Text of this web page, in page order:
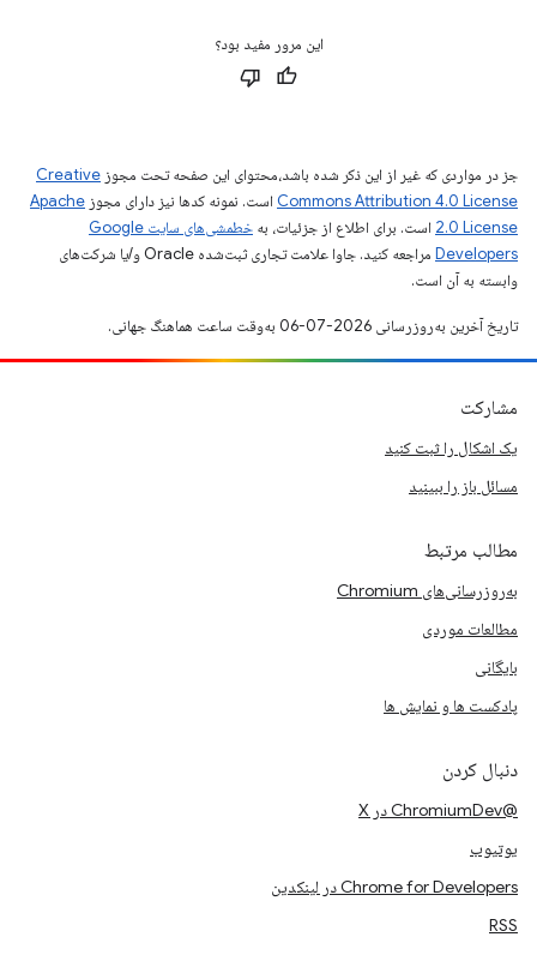
این مرور مفید بود؟
جز در مواردی که غیر از این ذکر شده باشد،‌محتوای این صفحه تحت مجوز Creative
Commons Attribution 4.0 License است. نمونه کدها نیز دارای مجوز Apache
2.0 License است. برای اطلاع از جزئیات، به
خطمشی‌های سایت Google
Developers‏
مراجعه کنید. جاوا علامت تجاری ثبت‌شده Oracle و/یا شرکت‌های
وابسته به آن است.
تاریخ آخرین به‌روزرسانی 2026-07-06 به‌وقت ساعت هماهنگ جهانی.
مشارکت
یک اشکال را ثبت کنید
مسائل باز را ببینید
مطالب مرتبط
به‌روزرسانی‌های Chromium
مطالعات موردی
بایگانی
پادکست ها و نمایش ها
دنبال کردن
@ChromiumDev در X
یوتیوب
Chrome for Developers در لینکدین
RSS